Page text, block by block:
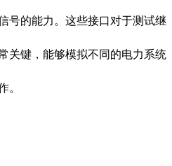
号的能力。这些接口对于测试继
关键，能够模拟不同的电力系统
。